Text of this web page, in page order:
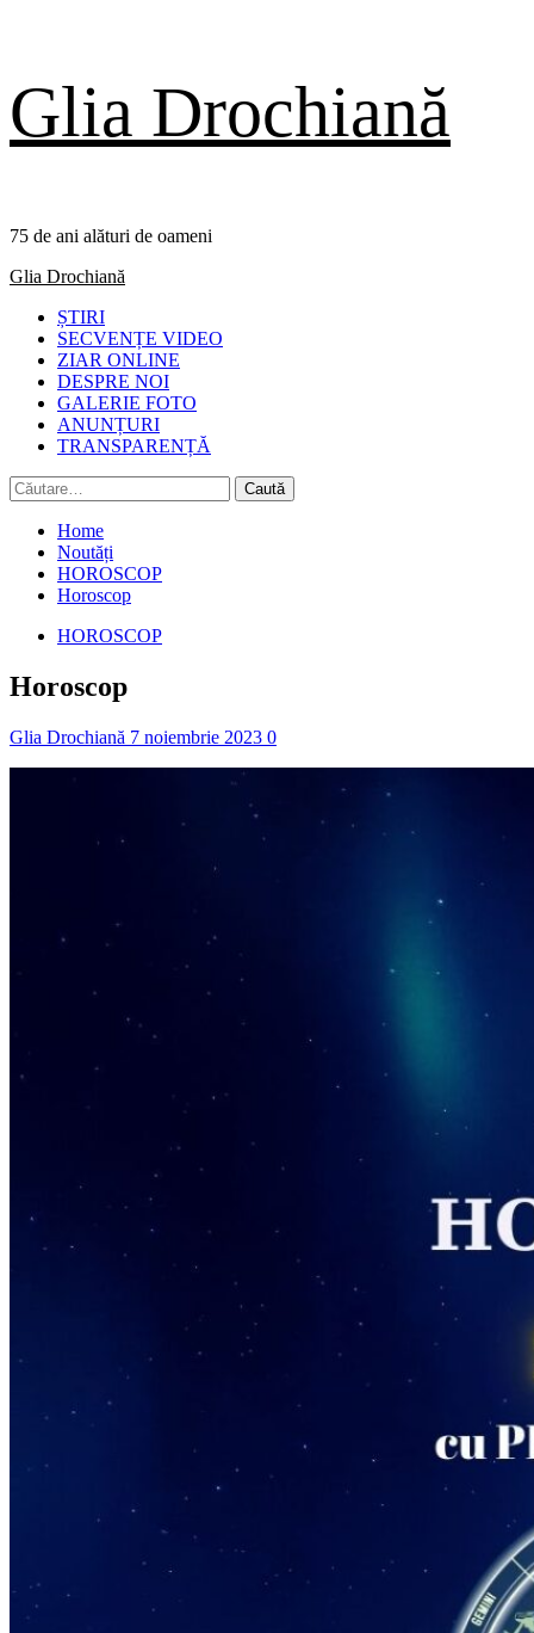
to
content
Glia Drochiană
75 de ani alături de oameni
Primary
Glia Drochiană
ȘTIRI
SECVENȚE VIDEO
ZIAR ONLINE
DESPRE NOI
GALERIE FOTO
ANUNȚURI
TRANSPARENȚĂ
Caută
după:
Home
Noutăți
HOROSCOP
Horoscop
HOROSCOP
Horoscop
Glia Drochiană 7 noiembrie 2023 0